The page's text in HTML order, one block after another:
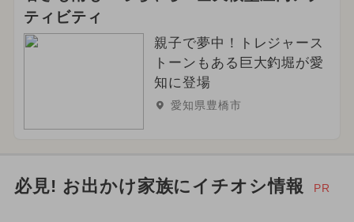
ティビティ
親子で夢中！トレジャース
トーンもある巨大釣堀が愛
知に登場
愛知県豊橋市
必見! お出かけ家族にイチオシ情報 PR